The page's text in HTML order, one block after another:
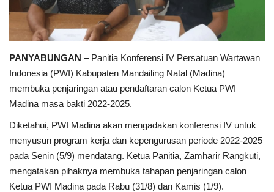
PANYABUNGAN – Panitia Konferensi IV Persatuan Wartawan
Indonesia (PWI) Kabupaten Mandailing Natal (Madina)
membuka penjaringan atau pendaftaran calon Ketua PWI
Madina masa bakti 2022-2025.
Diketahui, PWI Madina akan mengadakan konferensi IV untuk
menyusun program kerja dan kepengurusan periode 2022-2025
pada Senin (5/9) mendatang. Ketua Panitia, Zamharir Rangkuti,
mengatakan pihaknya membuka tahapan penjaringan calon
Ketua PWI Madina pada Rabu (31/8) dan Kamis (1/9).